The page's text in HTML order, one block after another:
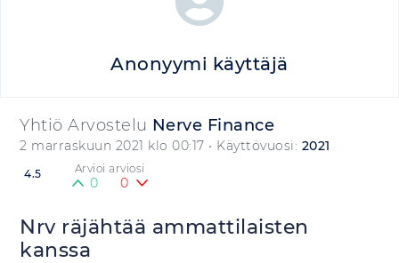
Yhtiö Arvostelu Nerve Finance
2 marraskuun 2021 klo 00:17 • Käyttövuosi: 2021
4.5 Arvioi arviosi
0 0
Nrv räjähtää ammattilaisten
kanssa
Anonyymi käyttäjä